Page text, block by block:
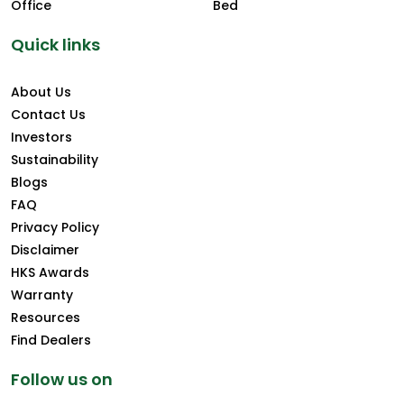
Office
Bed
Quick links
About Us
Contact Us
Investors
Sustainability
Blogs
FAQ
Privacy Policy
Disclaimer
HKS Awards
Warranty
Resources
Find Dealers
Follow us on